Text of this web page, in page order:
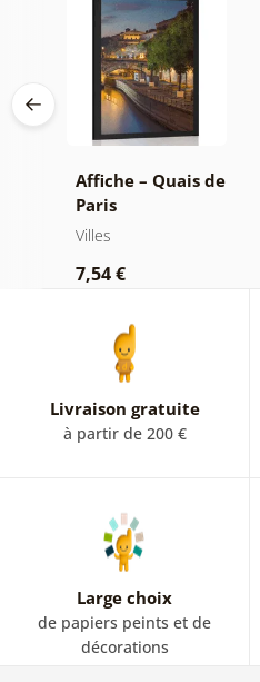
Affiche – Quais de
Paris
Villes
7,54 €
Livraison gratuite
à partir de 200 €
Large choix
de papiers peints et de
décorations